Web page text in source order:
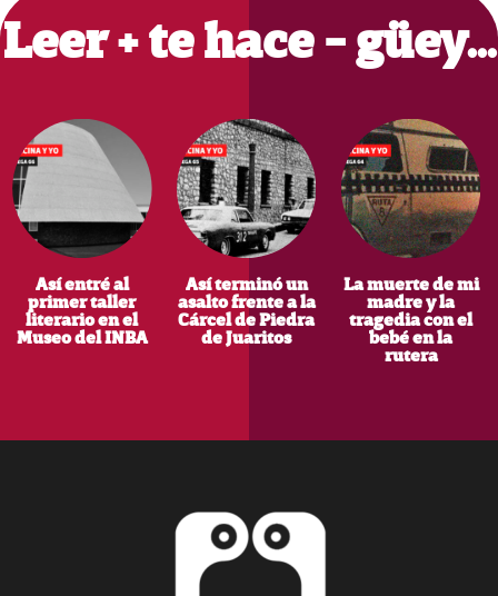
Leer + te hace - güey…
Así entré al
primer taller
literario en el
Museo del INBA
Así terminó un
asalto frente a la
Cárcel de Piedra
de Juaritos
La muerte de mi
madre y la
tragedia con el
bebé en la
rutera